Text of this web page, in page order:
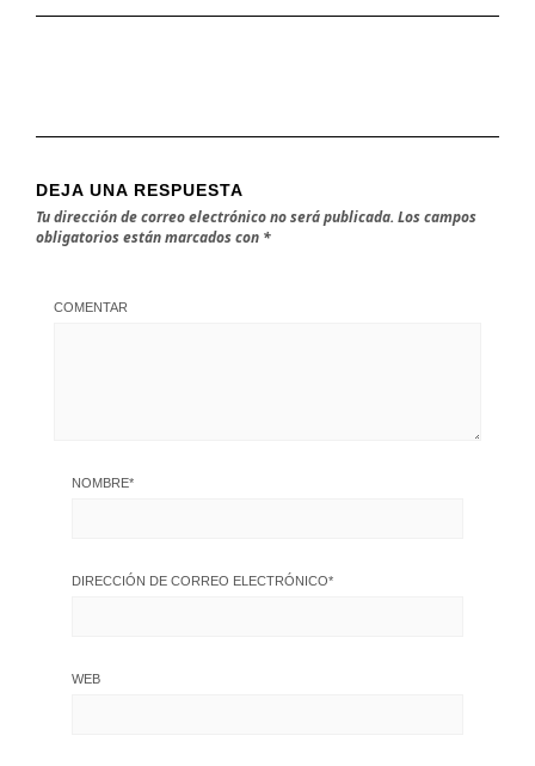
DEJA UNA RESPUESTA
Tu dirección de correo electrónico no será publicada. Los campos
obligatorios están marcados con *
COMENTAR
NOMBRE*
DIRECCIÓN DE CORREO ELECTRÓNICO*
WEB